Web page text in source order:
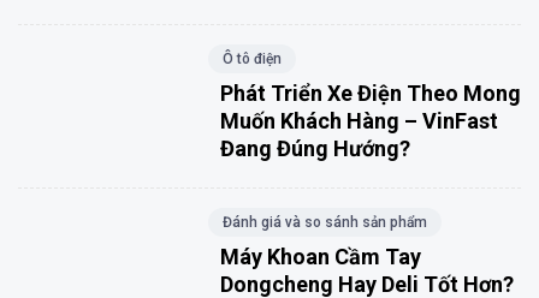
Ô tô điện
Phát Triển Xe Điện Theo Mong
Muốn Khách Hàng – VinFast
Đang Đúng Hướng?
Đánh giá và so sánh sản phẩm
Máy Khoan Cầm Tay
Dongcheng Hay Deli Tốt Hơn?